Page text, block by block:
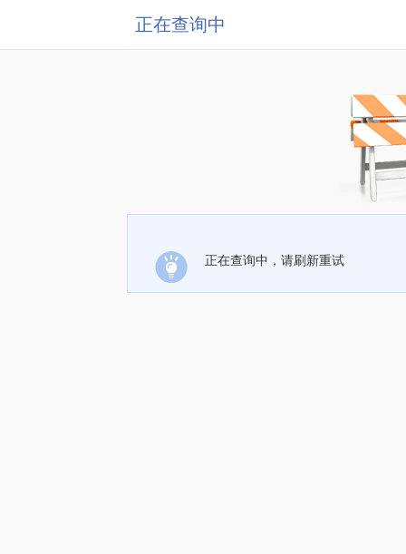
正在查询中
正在查询中，请刷新重试